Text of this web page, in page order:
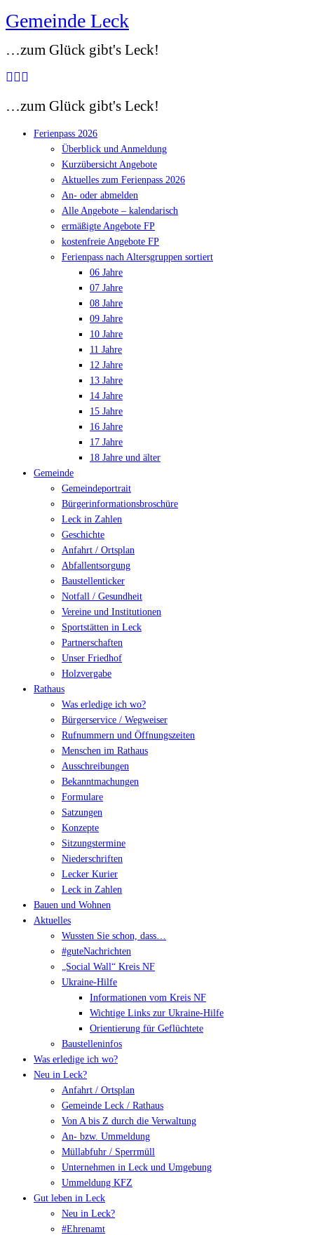
Zum
springen
Gemeinde Leck
…zum Glück gibt's Leck!
…zum Glück gibt's Leck!
Ferienpass 2026
Überblick und Anmeldung
Kurzübersicht Angebote
Aktuelles zum Ferienpass 2026
An- oder abmelden
Alle Angebote – kalendarisch
ermäßigte Angebote FP
kostenfreie Angebote FP
Ferienpass nach Altersgruppen sortiert
06 Jahre
07 Jahre
08 Jahre
09 Jahre
10 Jahre
11 Jahre
12 Jahre
13 Jahre
14 Jahre
15 Jahre
16 Jahre
17 Jahre
18 Jahre und älter
Gemeinde
Gemeindeportrait
Bürgerinformationsbroschüre
Leck in Zahlen
Geschichte
Anfahrt / Ortsplan
Abfallentsorgung
Baustellenticker
Notfall / Gesundheit
Vereine und Institutionen
Sportstätten in Leck
Partnerschaften
Unser Friedhof
Holzvergabe
Rathaus
Was erledige ich wo?
Bürgerservice / Wegweiser
Rufnummern und Öffnungszeiten
Menschen im Rathaus
Ausschreibungen
Bekanntmachungen
Formulare
Satzungen
Konzepte
Sitzungstermine
Niederschriften
Lecker Kurier
Leck in Zahlen
Bauen und Wohnen
Aktuelles
Wussten Sie schon, dass…
#guteNachrichten
„Social Wall“ Kreis NF
Ukraine-Hilfe
Informationen vom Kreis NF
Wichtige Links zur Ukraine-Hilfe
Orientierung für Geflüchtete
Baustelleninfos
Was erledige ich wo?
Neu in Leck?
Anfahrt / Ortsplan
Gemeinde Leck / Rathaus
Von A bis Z durch die Verwaltung
An- bzw. Ummeldung
Müllabfuhr / Sperrmüll
Unternehmen in Leck und Umgebung
Ummeldung KFZ
Gut leben in Leck
Neu in Leck?
#Ehrenamt